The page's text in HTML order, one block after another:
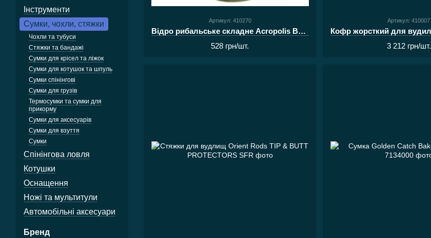
Артикул: 410270
Відро рибальське складне Acropolis ВР-1ат
528 грн/шт.
Артикул: 410007
3 212 грн/шт.
Інструменти
Сумки, чохли, стяжки
Чохли та тубуси
Стяжки та бандажі
Сумки для крісел та ліжок
Сумки для котушок та шпуль
Сумки спінінгові
Сумки для грузів
Термосумки та сумки для
прикорму
Сумки для аксесуарів
Сумки для взуття
Сумки
Спінінгова ловля
Котушки
Оснащення
Ножі та мультитули
Автомобільні аксесуари
Бренд